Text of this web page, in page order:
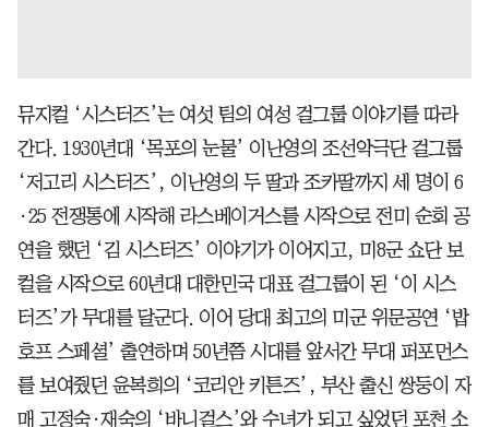
뮤지컬 ‘시스터즈’는 여섯 팀의 여성 걸그룹 이야기를 따라
간다. 1930년대 ‘목포의 눈물’ 이난영의 조선악극단 걸그룹
‘저고리 시스터즈’, 이난영의 두 딸과 조카딸까지 세 명이 6
·25 전쟁통에 시작해 라스베이거스를 시작으로 전미 순회 공
연을 했던 ‘김 시스터즈’ 이야기가 이어지고, 미8군 쇼단 보
컬을 시작으로 60년대 대한민국 대표 걸그룹이 된 ‘이 시스
터즈’가 무대를 달군다. 이어 당대 최고의 미군 위문공연 ‘밥
호프 스페셜’ 출연하며 50년쯤 시대를 앞서간 무대 퍼포먼스
를 보여줬던 윤복희의 ‘코리안 키튼즈’, 부산 출신 쌍둥이 자
매 고정숙·재숙의 ‘바니걸스’와 수녀가 되고 싶었던 포천 소